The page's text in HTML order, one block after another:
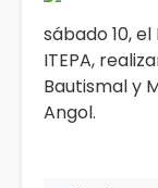
sábado 10,
ITEPA,
Bautismal y
Angol.